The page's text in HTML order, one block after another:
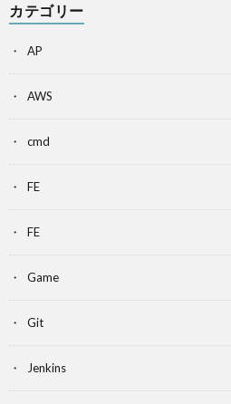
カテゴリー
AP
AWS
cmd
FE
FE
Game
Git
Jenkins